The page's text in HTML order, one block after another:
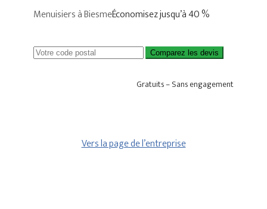
Menuisiers à BiesmeÉconomisez jusqu’à 40 %
Comparez les devis
Gratuits – Sans engagement
Vers la page de l’entreprise